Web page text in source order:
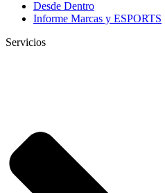
Desde Dentro
Informe Marcas y ESPORTS
Servicios